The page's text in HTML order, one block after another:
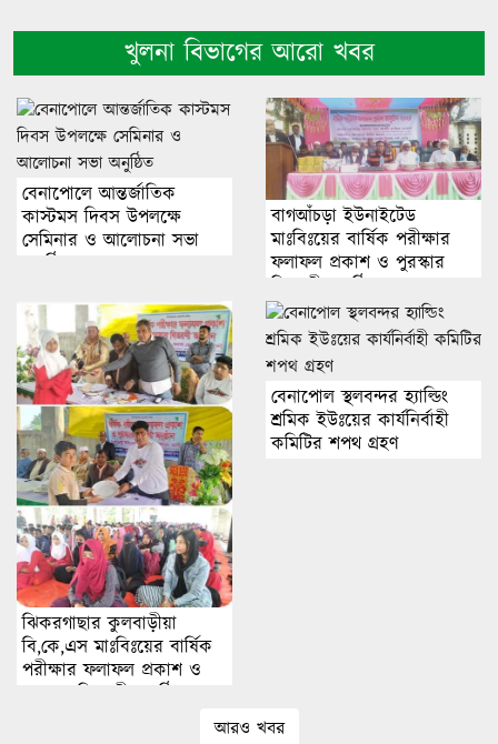
খুলনা বিভাগের আরো খবর
বেনাপোলে আন্তর্জাতিক
কাস্টমস দিবস উপলক্ষে
সেমিনার ও আলোচনা সভা
বাগআঁচড়া ইউনাইটেড
মাঃবিঃয়ের বার্ষিক পরীক্ষার
ফলাফল প্রকাশ ও পুরস্কার
বিতরণী অনুষ্ঠিত।
ঝিকরগাছার কুলবাড়ীয়া
বি,কে,এস মাঃবিঃয়ের বার্ষিক
পরীক্ষার ফলাফল প্রকাশ ও
পুরস্কার বিতরণী অনুষ্ঠিত।
বেনাপোল স্থলবন্দর হ্যাল্ডিং
শ্রমিক ইউঃয়ের কার্যনির্বাহী
কমিটির শপথ গ্রহণ
আরও খবর